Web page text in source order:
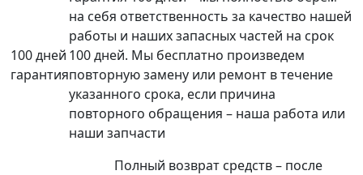
100 дней
гарантия
на себя ответственность за качество нашей
работы и наших запасных частей на срок
100 дней. Мы бесплатно произведем
повторную замену или ремонт в течение
указанного срока, если причина
повторного обращения – наша работа или
наши запчасти
Полный возврат средств – после